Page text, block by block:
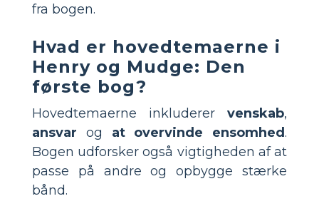
fra bogen.
Hvad er hovedtemaerne i
Henry og Mudge: Den
første bog?
Hovedtemaerne inkluderer venskab,
ansvar og at overvinde ensomhed.
Bogen udforsker også vigtigheden af at
passe på andre og opbygge stærke
bånd.